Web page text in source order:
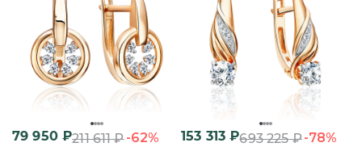
79 950₽211 611₽-62% 153 313 ₽693 225₽-78%